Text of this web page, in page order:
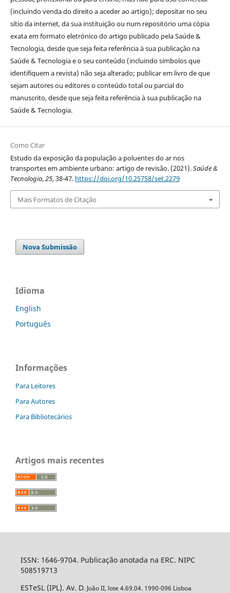
(incluindo venda do direito a aceder ao artigo); depositar no seu
sítio da internet, da sua instituição ou num repositório uma cópia
exata em formato eletrónico do artigo publicado pela Saúde &
Tecnologia, desde que seja feita referência à sua publicação na
Saúde & Tecnologia e o seu conteúdo (incluindo símbolos que
identifiquem a revista) não seja alterado; publicar em livro de que
sejam autores ou editores o conteúdo total ou parcial do
manuscrito, desde que seja feita referência à sua publicação na
Saúde & Tecnologia.
Como Citar
Estudo da exposição da população a poluentes do ar nos
transportes em ambiente urbano: artigo de revisão. (2021).Saúde &
Tecnologia,25, 38-47. https://doi.org/10.25758/set.2279
Mais Formatos de Citação
Nova Submissão
Idioma
English
Português
Informações
Para Leitores
Para Autores
Para Bibliotecários
Artigos mais recentes
ISSN: 1646-9704. Publicação anotada na ERC. NIPC
508519713
ESTeSL (IPL). Av. D. João II, lote 4.69.04. 1990-096 Lisboa